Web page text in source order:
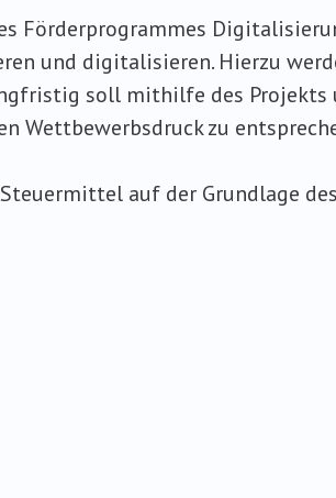
Förderprogrammes
und digitalisieren. Hierzu
soll mithilfe des Projekts
zu
auf der Grundlage